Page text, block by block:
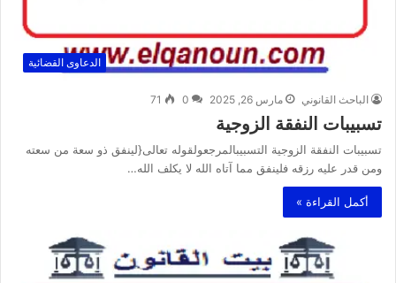
الدعاوى القضائية
الباحث القانوني مارس 26, 2025 0
71
تسبيبات النفقة الزوجية
تسبيبات النفقة الزوجية التسبيبالمرجعولقوله تعالى{لينفق ذو سعة من سعته
ومن قدر عليه رزقه فلينفق مما آتاه الله لا يكلف الله…
أكمل القراءة »